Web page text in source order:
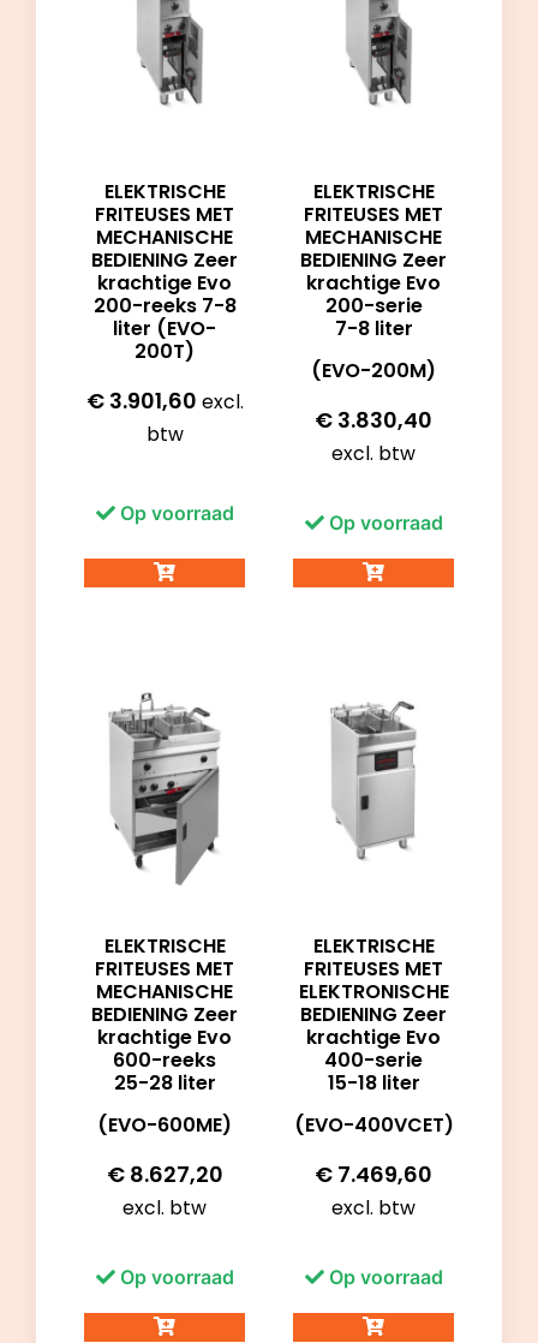
ELEKTRISCHE
FRITEUSES MET
MECHANISCHE
BEDIENING Zeer
krachtige Evo
200-reeks 7-8
liter (EVO-
200T)
€3.901,60 excl.
btw
Op voorraad
ELEKTRISCHE
FRITEUSES MET
MECHANISCHE
BEDIENING Zeer
krachtige Evo
200-serie
7-8 liter
(EVO-200M)
€ 3.830,40
excl. btw
Op voorraad
ELEKTRISCHE
FRITEUSES MET
MECHANISCHE
BEDIENING Zeer
krachtige Evo
600-reeks
25-28 liter
(EVO-600ME)
€8.627,20
excl. btw
Op voorraad
ELEKTRISCHE
FRITEUSES MET
ELEKTRONISCHE
BEDIENING Zeer
krachtige Evo
400-serie
15-18 liter
(EVO-400VCET)
€ 7.469,60
excl. btw
Op voorraad